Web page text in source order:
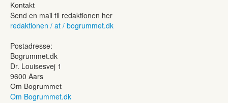
Kontakt
Send en mail til redaktionen her
redaktionen / at / bogrummet.dk
Postadresse:
Bogrummet.dk
Dr. Louisesvej 1
9600 Aars
Om Bogrummet
Om Bogrummet.dk